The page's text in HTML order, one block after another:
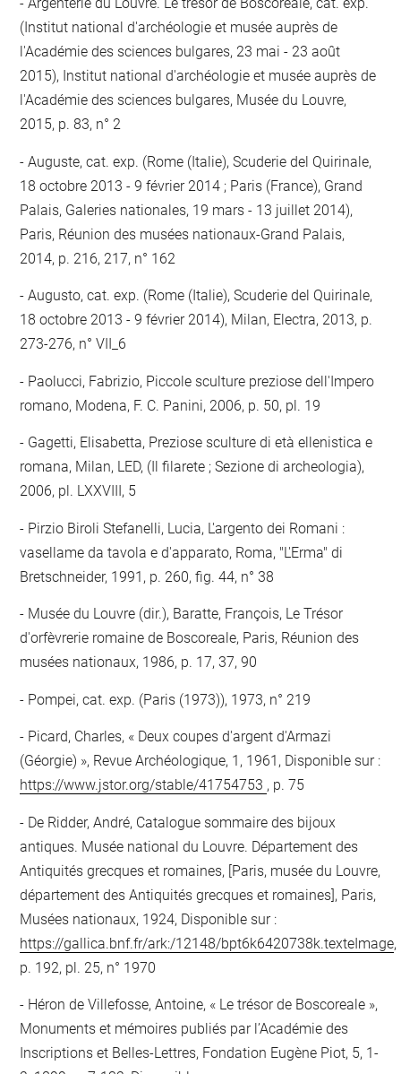
(Institut national d'archéologie et musée auprès de
l'Académie des sciences bulgares, 23 mai - 23 août
2015), Institut national d'archéologie et musée auprès de
l'Académie des sciences bulgares, Musée du Louvre,
2015, p. 83, n° 2
Auguste, cat. exp. (Rome (Italie), Scuderie del Quirinale,
18 octobre 2013 - 9 février 2014 ; Paris (France), Grand
Palais, Galeries nationales, 19 mars - 13 juillet 2014),
Paris, Réunion des musées nationaux-Grand Palais,
2014, p. 216, 217, n° 162
Augusto, cat. exp. (Rome (Italie), Scuderie del Quirinale,
18 octobre 2013 - 9 février 2014), Milan, Electra, 2013, p.
273-276, n° VII_6
Paolucci, Fabrizio, Piccole sculture preziose dell'Impero
romano, Modena, F. C. Panini, 2006, p. 50, pl. 19
Gagetti, Elisabetta, Preziose sculture di età ellenistica e
romana, Milan, LED, (Il filarete ; Sezione di archeologia),
2006, pl. LXXVIII, 5
Pirzio Biroli Stefanelli, Lucia, L'argento dei Romani :
vasellame da tavola e d'apparato, Roma, "L'Erma" di
Bretschneider, 1991, p. 260, fig. 44, n° 38
Musée du Louvre (dir.), Baratte, François, Le Trésor
d'orfèvrerie romaine de Boscoreale, Paris, Réunion des
musées nationaux, 1986, p. 17, 37, 90
Pompei, cat. exp. (Paris (1973)), 1973, n° 219
Picard, Charles, « Deux coupes d'argent d'Armazi
(Géorgie) », Revue Archéologique, 1, 1961, Disponible sur :
https://www.jstor.org/stable/41754753 , p. 75
De Ridder, André, Catalogue sommaire des bijoux
antiques. Musée national du Louvre. Département des
Antiquités grecques et romaines, [Paris, musée du Louvre,
département des Antiquités grecques et romaines], Paris,
Musées nationaux, 1924, Disponible sur :
https://gallica.bnf.fr/ark:/12148/bpt6k6420738k.texteImage,
p. 192, pl. 25, n° 1970
Héron de Villefosse, Antoine, « Le trésor de Boscoreale »,
Monuments et mémoires publiés par l’Académie des
Inscriptions et Belles-Lettres, Fondation Eugène Piot, 5, 1-